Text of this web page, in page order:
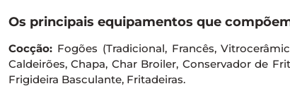
Os principais equipamentos que
Cocção: Fogões (Tradicional, Francês,
Caldeirões, Chapa, Char Broiler, Conservador de
Frigideira Basculante, Fritadeiras.